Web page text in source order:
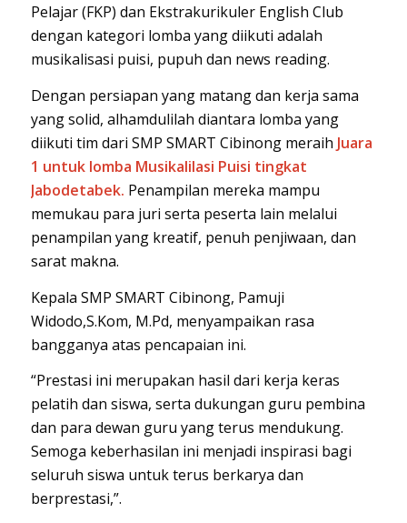
Pelajar (FKP) dan Ekstrakurikuler English Club
dengan kategori lomba yang diikuti adalah
musikalisasi puisi, pupuh dan news reading.
Dengan persiapan yang matang dan kerja sama
yang solid, alhamdulilah diantara lomba yang
diikuti tim dari SMP SMART Cibinong meraih Juara
1 untuk lomba Musikalilasi Puisi tingkat
Jabodetabek. Penampilan mereka mampu
memukau para juri serta peserta lain melalui
penampilan yang kreatif, penuh penjiwaan, dan
sarat makna.
Kepala SMP SMART Cibinong, Pamuji
Widodo,S.Kom, M.Pd, menyampaikan rasa
bangganya atas pencapaian ini.
“Prestasi ini merupakan hasil dari kerja keras
pelatih dan siswa, serta dukungan guru pembina
dan para dewan guru yang terus mendukung.
Semoga keberhasilan ini menjadi inspirasi bagi
seluruh siswa untuk terus berkarya dan
berprestasi,”.